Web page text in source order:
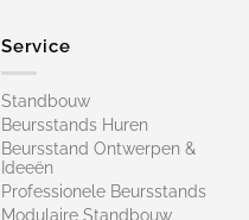
Service
Standbouw
Beursstands Huren
Beursstand Ontwerpen &
Ideeën
Professionele Beursstands
Modulaire Standbouw